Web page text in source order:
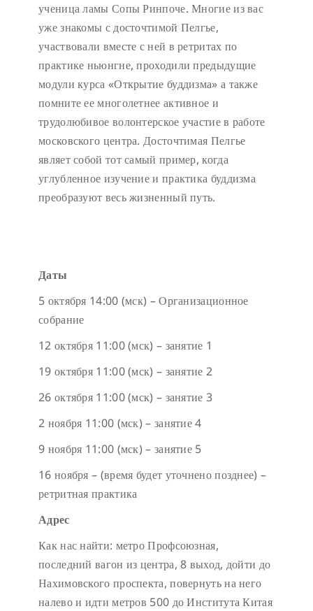
ученица ламы Сопы Ринпоче. Многие из вас
уже знакомы с досточтимой Пелгье,
участвовали вместе с ней в ретритах по
практике ньюнгне, проходили предыдущие
модули курса «Открытие буддизма» а также
помните ее многолетнее активное и
трудолюбивое волонтерское участие в работе
московского центра. Досточтимая Пелгье
являет собой тот самый пример, когда
углубленное изучение и практика буддизма
преобразуют весь жизненный путь.
Даты
5 октября 14:00 (мск) – Организационное
собрание
12 октября 11:00 (мск) – занятие 1
19 октября 11:00 (мск) – занятие 2
26 октября 11:00 (мск) – занятие 3
2 ноября 11:00 (мск) – занятие 4
9 ноября 11:00 (мск) – занятие 5
16 ноября – (время будет уточнено позднее) –
ретритная практика
Адрес
Как нас найти: метро Профсоюзная,
последний вагон из центра, 8 выход, дойти до
Нахимовского проспекта, повернуть на него
налево и идти метров 500 до Института Китая